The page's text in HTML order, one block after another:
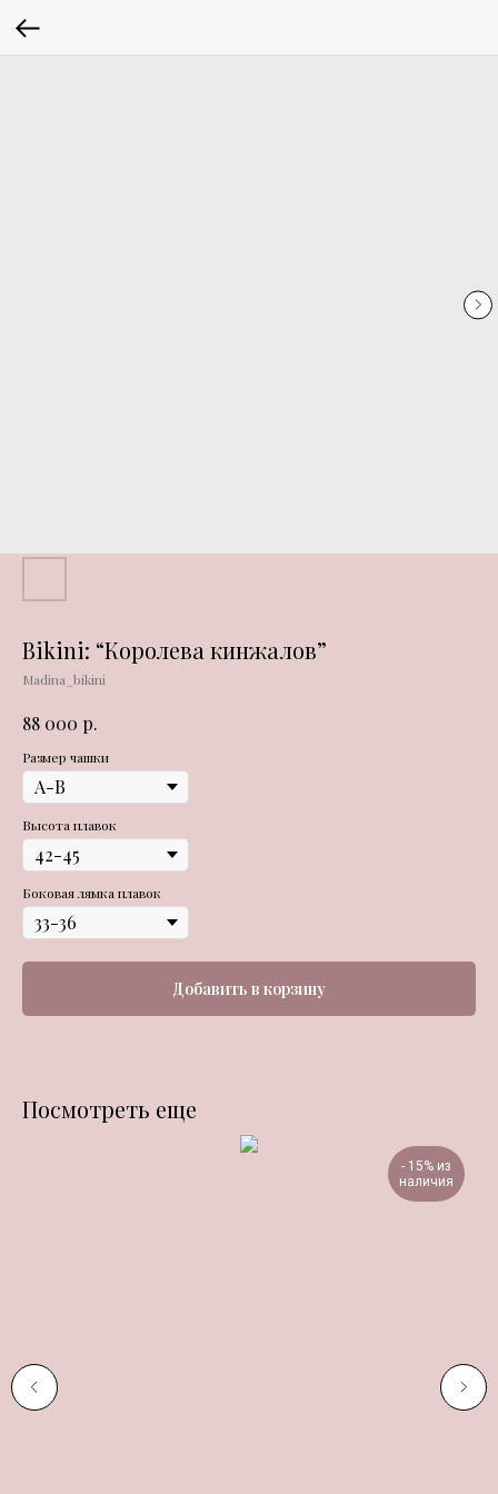
Bikini: “Королева кинжалов”
Madina_bikini
88 000 р.
Размер чашки
Высота плавок
Боковая лямка плавок
Добавить в корзину
Посмотреть еще
- 15% из
наличия